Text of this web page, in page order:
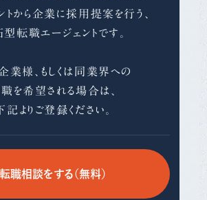
トから企業に採用提案を行う、
転職エージェントです。
業様、もしくは同業界への
を希望される場合は、
記よりご登録ください。
転職相談をする（無料）